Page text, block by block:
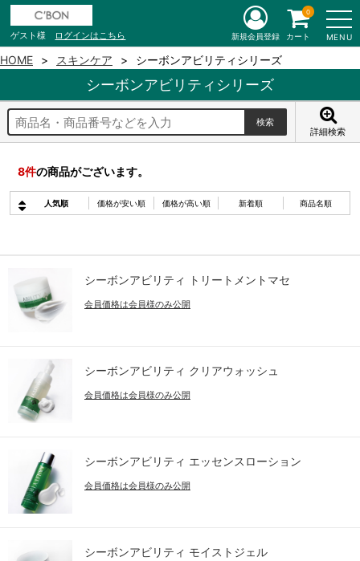
ゲスト様 ログインはこちら MENU
新規会員登録 カート
0
HOME スキンケア シーボンアビリティシリーズ
シーボンアビリティシリーズ
詳細検索
8件の商品がございます。
人気順 価格が安い順 価格が高い順 新着順 商品名順
シーボンアビリティ トリートメントマセ
会員価格は会員様のみ公開
シーボンアビリティ クリアウォッシュ
会員価格は会員様のみ公開
シーボンアビリティ エッセンスローション
会員価格は会員様のみ公開
シーボンアビリティ モイストジェル